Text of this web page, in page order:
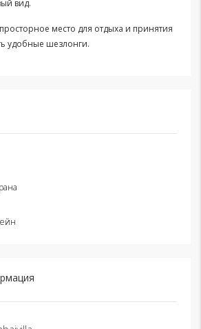
вид.
место для отдыха и принятия
удобные шезлонги.